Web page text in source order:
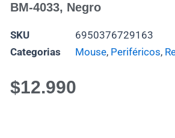
BM-4033, Negro
SKU
6950376729163
Categorias
Mouse, Periféricos,
$12.990